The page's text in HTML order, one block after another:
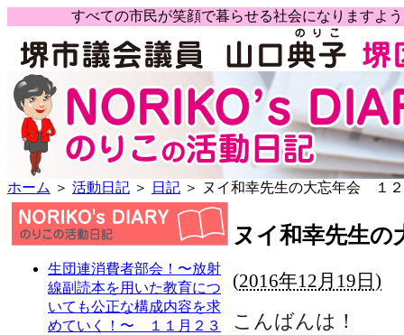
すべての市民が笑顔で暮らせる社会になります
ホーム ＞ 活動日記 ＞ 日記 ＞ ヌイ和幸先生の大忘年会 １
生団連消費者部会！〜放射
線副読本を用いた教育につ
いても公正な構成内容を求
めていく！〜 １１月２３
ヌイ和幸先生
(2016年12月19日)
こんばんは！